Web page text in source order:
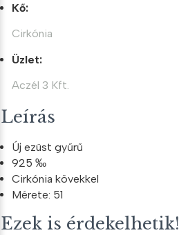
Kő:
Cirkónia
Üzlet:
Aczél 3 Kft.
Leírás
Új ezüst gyűrű
925 ‰
Cirkónia kövekkel
Mérete: 51
Ezek is érdekelhetik!